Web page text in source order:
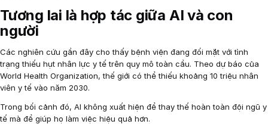
Tương lai là hợp tác giữa AI và con
người
Các nghiên cứu gần đây cho thấy bệnh viện đang đối mặt với tình
trạng thiếu hụt nhân lực y tế trên quy mô toàn cầu. Theo dự báo của
World Health Organization, thế giới có thể thiếu khoảng 10 triệu nhân
viên y tế vào năm 2030.
Trong bối cảnh đó, AI không xuất hiện để thay thế hoàn toàn đội ngũ y
tế mà để giúp họ làm việc hiệu quả hơn.